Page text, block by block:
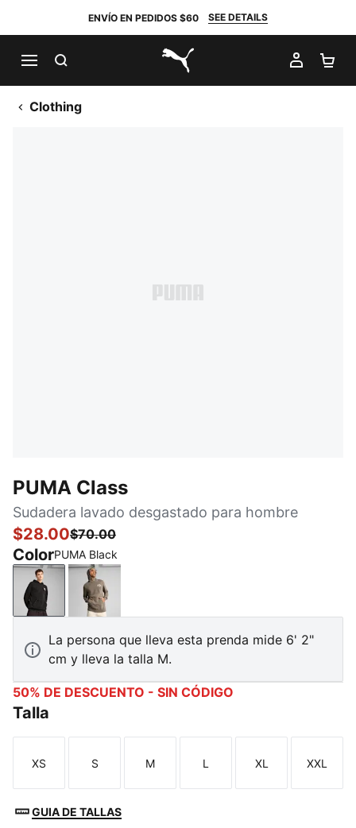
ENVÍO EN PEDIDOS $60 SEE DETAILS
PUMA.com
MI
Clothing
PUMA Class
Sudadera lavado desgastado para hombre
$28.00$70.00
ColorPUMA Black
PUMA BlackTotally Taupe
La persona que lleva esta prenda mide 6' 2"
cm y lleva la talla M.
50% DE DESCUENTO - SIN CÓDIGO
Talla
Talla
XS
Talla
S
Talla
M
Talla
L
Talla
XL
Talla
XXL
GUIA DE TALLAS